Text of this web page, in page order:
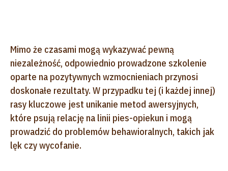
Mimo że czasami mogą wykazywać pewną
niezależność, odpowiednio prowadzone szkolenie
oparte na pozytywnych wzmocnieniach przynosi
doskonałe rezultaty. W przypadku tej (i każdej innej)
rasy kluczowe jest unikanie metod awersyjnych,
które psują relację na linii pies-opiekun i mogą
prowadzić do problemów behawioralnych, takich jak
lęk czy wycofanie.